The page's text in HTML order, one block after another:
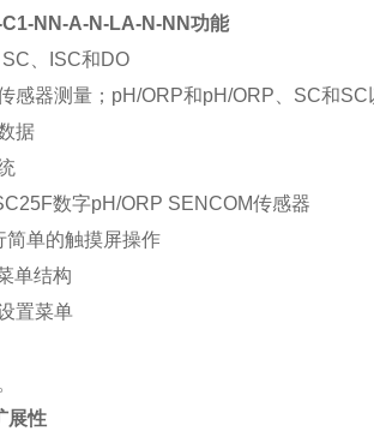
NN-A-N-LA-N-NN功能
、ISC和DO
感器测量； pH/ORP和pH/ORP、SC和SC
据
数字pH/ORP SENCOM传感器
简单的触摸屏操作
单结构
置菜单
展性